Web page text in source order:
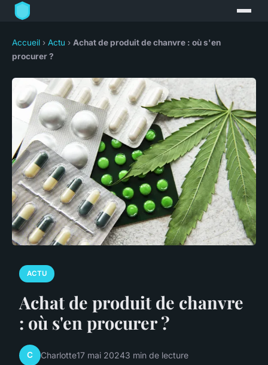
Accueil › Actu › Achat de produit de chanvre : où s'en
procurer ?
ACTU
Achat de produit de chanvre
: où s'en procurer ?
C Charlotte17 mai 20243 min de lecture